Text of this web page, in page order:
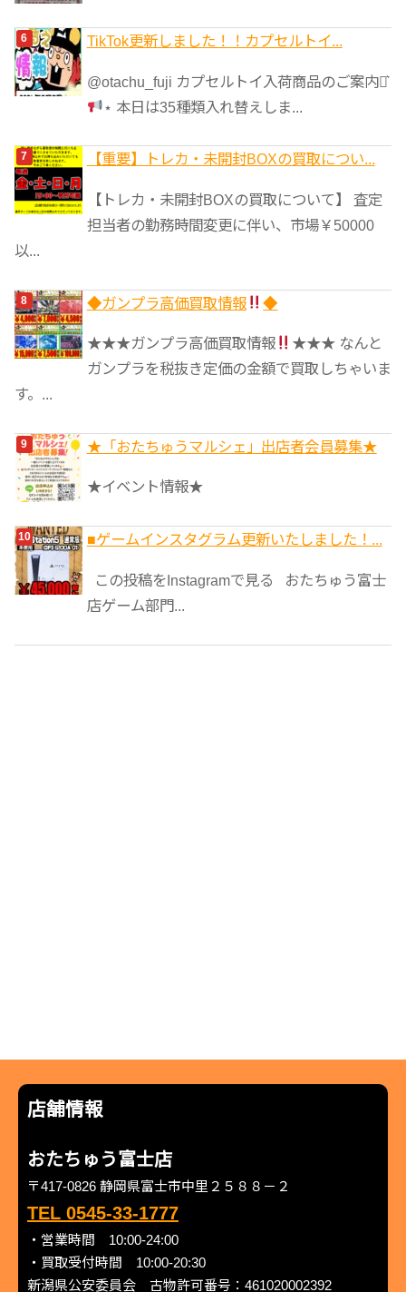
TikTok更新しました！！カプセルトイ...
@otachu_fuji カプセルトイ入荷商品のご案内⋆͛
⋆ 本日は35種類入れ替えしま...
【重要】トレカ・未開封BOXの買取につい...
【トレカ・未開封BOXの買取について】 査定
担当者の勤務時間変更に伴い、市場￥50000
以...
◆ガンプラ高価買取情報 ◆
★★★ガンプラ高価買取情報
★★★ なんと
ガンプラを税抜き定価の金額で買取しちゃいま
す。...
★「おたちゅうマルシェ」出店者会員募集★
★イベント情報★
■ゲームインスタグラム更新いたしました！...
この投稿をInstagramで見る おたちゅう富士
店ゲーム部門...
店舗情報
おたちゅう富士店
〒417-0826 静岡県富士市中里２５８８－２
TEL 0545-33-1777
・営業時間 10:00-24:00
・買取受付時間 10:00-20:30
新潟県公安委員会 古物許可番号：461020002392